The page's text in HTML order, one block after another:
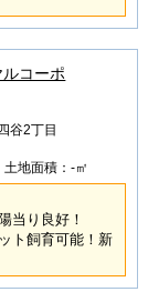
コーポ
谷2丁目
地面積：-㎡
当り良好！
ト飼育可能！新